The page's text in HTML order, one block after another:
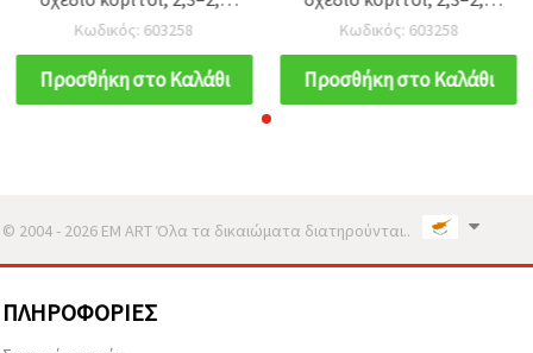
cm, 10 τεμ.
Κωδικός: 603258
Προσθήκη στο Καλάθι
cm, 10 τεμ.
Κωδικός: 603258
Προσθήκη στο Καλάθι
© 2004 - 2026 EM ART Όλα τα δικαιώματα διατηρούνται..
ΠΛΗΡΟΦΟΡΊΕΣ